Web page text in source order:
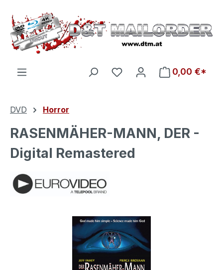
Zum Hauptinhalt springen
Du hast 0 Produkte auf
0,00 €*
DVD Horror
RASENMÄHER-MANN, DER -
Digital Remastered
Bildergalerie überspringen